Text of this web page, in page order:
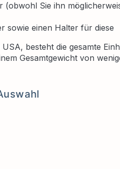
(obwohl Sie ihn
sowie einen Halter für diese
besteht die gesamte
Gesamtgewicht von